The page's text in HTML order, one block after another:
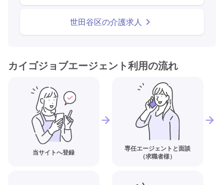
世田谷区の介護求人
カイゴジョブエージェント利用の流れ
当サイトへ登録
専任エージェントと面談
（求職者様）